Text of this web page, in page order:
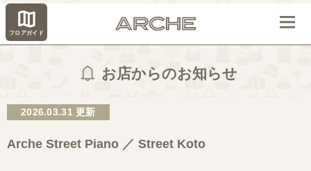
フロアガイド
お店からのお知らせ
2026.03.31 更新
Arche Street Piano ／ Street Koto